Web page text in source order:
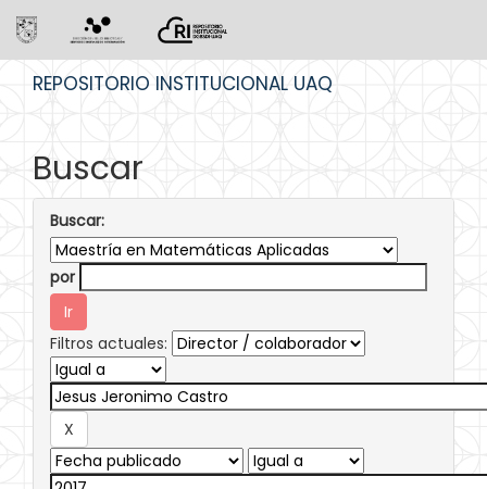
REPOSITORIO INSTITUCIONAL UAQ
Buscar
Buscar:
por
Filtros actuales: